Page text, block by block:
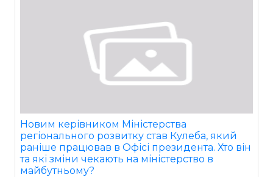
Новим керівником Міністерства
регіонального розвитку став Кулеба, який
раніше працював в Офісі президента. Хто він
та які зміни чекають на міністерство в
майбутньому?